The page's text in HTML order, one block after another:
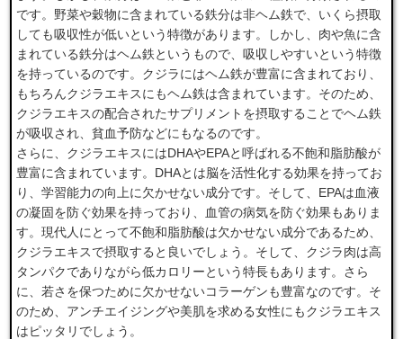
です。野菜や穀物に含まれている鉄分は非ヘム鉄で、いくら摂取
しても吸収性が低いという特徴があります。しかし、肉や魚に含
まれている鉄分はヘム鉄というもので、吸収しやすいという特徴
を持っているのです。クジラにはヘム鉄が豊富に含まれており、
もちろんクジラエキスにもヘム鉄は含まれています。そのため、
クジラエキスの配合されたサプリメントを摂取することでヘム鉄
が吸収され、貧血予防などにもなるのです。
さらに、クジラエキスにはDHAやEPAと呼ばれる不飽和脂肪酸が
豊富に含まれています。DHAとは脳を活性化する効果を持ってお
り、学習能力の向上に欠かせない成分です。そして、EPAは血液
の凝固を防ぐ効果を持っており、血管の病気を防ぐ効果もありま
す。現代人にとって不飽和脂肪酸は欠かせない成分であるため、
クジラエキスで摂取すると良いでしょう。そして、クジラ肉は高
タンパクでありながら低カロリーという特長もあります。さら
に、若さを保つために欠かせないコラーゲンも豊富なのです。そ
のため、アンチエイジングや美肌を求める女性にもクジラエキス
はピッタリでしょう。